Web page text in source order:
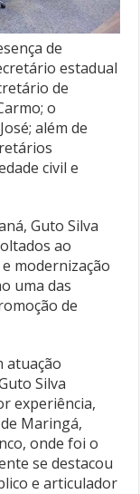
de
estadual
de
o
além de
civil e
Guto Silva
ao
modernização
uma das
de
atuação
Silva
experiência,
Maringá,
onde foi o
se destacou
e articulador